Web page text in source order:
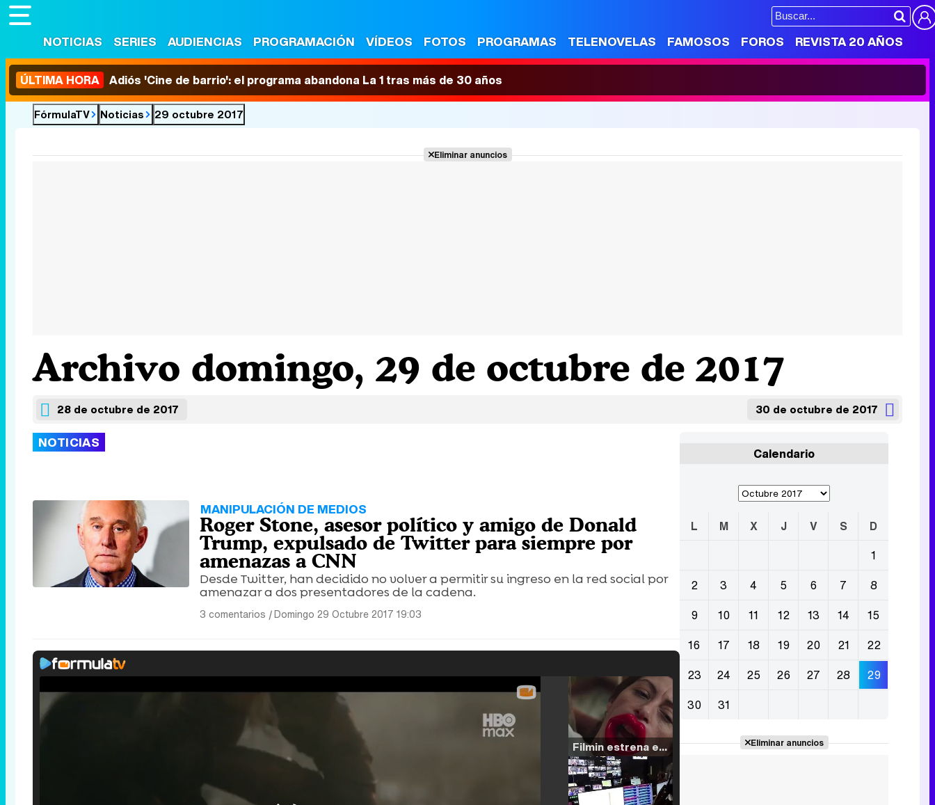
NOTICIAS SERIES AUDIENCIAS PROGRAMACIÓN VÍDEOS FOTOS PROGRAMAS TELENOVELAS FAMOSOS FOROS REVISTA 20 AÑOS
ÚLTIMA HORA Adiós 'Cine de barrio': el programa abandona La 1 tras más de 30 años
FórmulaTV Noticias 29 octubre 2017
Eliminar anuncios
Archivo domingo, 29 de octubre de 2017
28 de octubre de 2017 30 de octubre de 2017
NOTICIAS
MANIPULACIÓN DE MEDIOS
Roger Stone, asesor político y amigo de Donald
Trump, expulsado de Twitter para siempre por
amenazas a CNN
Desde Twitter, han decidido no volver a permitir su ingreso en la red social por
amenazar a dos presentadores de la cadena.
3 comentarios |Domingo 29 Octubre 2017 19:03
Filmin estrena el tráiler de 'Millennial Mal', su nueva comedia universitaria de la mano de Lorena Iglesias
Calendario
L M X J V S
D
1
2
3 4 5 6 7
8
9
10 11 12 13 14
15
16
17 18 19 20 21
22
23
24 25 26 27 28
29
30
31
Eliminar anuncios